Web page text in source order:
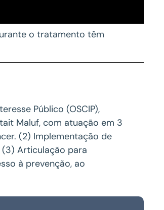
o tratamento têm
Público (OSCIP),
Maluf, com atuação em 3
(2) Implementação de
Articulação para
à prevenção, ao